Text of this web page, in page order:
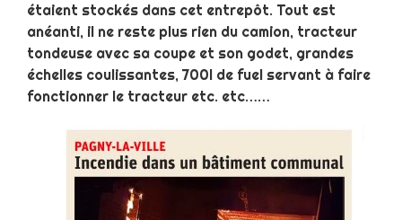
étaient stockés dans cet entrepôt. Tout est
anéanti, il ne reste plus rien du camion, tracteur
tondeuse avec sa coupe et son godet, grandes
échelles coulissantes, 700l de fuel servant à faire
fonctionner le tracteur etc. etc……